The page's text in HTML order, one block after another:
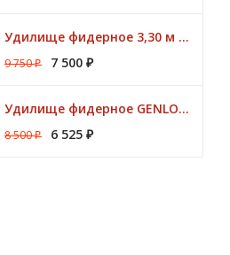
Удилище фидерное 3,30 м CK Method Feeder 60 гр / 3 - 10 lbs Browning
9 750₽ 7 500 ₽
Удилище фидерное GENLOG HONESTY HEAVY 3,80 м. до 140 гр.
8 500₽ 6 525 ₽